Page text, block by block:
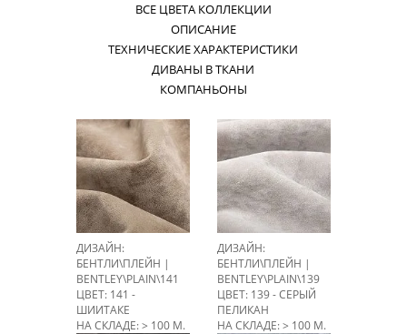
ВСЕ ЦВЕТА КОЛЛЕКЦИИ
ОПИСАНИЕ
ТЕХНИЧЕСКИЕ ХАРАКТЕРИСТИКИ
ДИВАНЫ В ТКАНИ
КОМПАНЬОНЫ
ДИЗАЙН:
БЕНТЛИ\ПЛЕЙН |
BENTLEY\PLAIN\141
ЦВЕТ: 141 -
ШИИТАКЕ
НА СКЛАДЕ: > 100 М.
ДИЗАЙН:
БЕНТЛИ\ПЛЕЙН |
BENTLEY\PLAIN\139
ЦВЕТ: 139 - СЕРЫЙ
ПЕЛИКАН
НА СКЛАДЕ: > 100 М.